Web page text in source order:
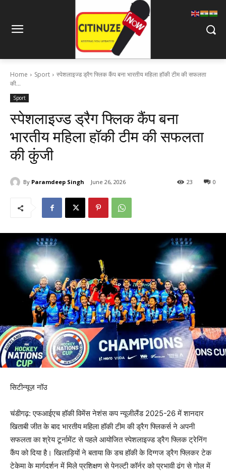
Home Sport
स्पेशलाइज्ड ड्रैग फ्लिक कैंप बना भारतीय महिला हॉकी टीम की सफलता
की...
Sport
स्पेशलाइज्ड ड्रैग फ्लिक कैंप बना
भारतीय महिला हॉकी टीम की सफलता
की कुंजी
By Paramdeep Singh June 26, 2026 0
23
सिटीन्यूज़ नॉउ
चंडीगढ़: एफआईएच हॉकी विमेंस नेशंस कप न्यूजीलैंड 2025-26 में शानदार
खिताबी जीत के बाद भारतीय महिला हॉकी टीम की ड्रैग फ्लिकर्स ने अपनी
सफलता का श्रेय टूर्नामेंट से पहले आयोजित स्पेशलाइज्ड ड्रैग फ्लिक ट्रेनिंग
कैंप को दिया है। खिलाड़ियों ने बताया कि डच हॉकी के दिग्गज ड्रैग फ्लिकर टेक
टेकेमा के मार्गदर्शन में मिले प्रशिक्षण से पेनल्टी कॉर्नर को प्रभावी ढंग से गोल में